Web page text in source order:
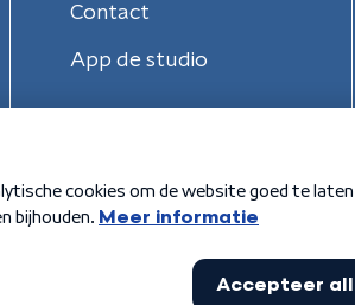
Contact
App de studio